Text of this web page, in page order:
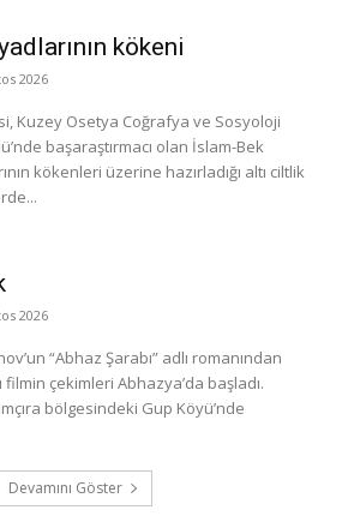
kökeni
2026
Kuzey Osetya Coğrafya ve Sosyoloji
başaraştırmacı olan İslam-Bek
kökenleri üzerine hazırladığı altı ciltlik
2026
“Abhaz Şarabı” adlı romanından
çekimleri Abhazya’da başladı.
bölgesindeki Gup Köyü’nde
Devamını Göster